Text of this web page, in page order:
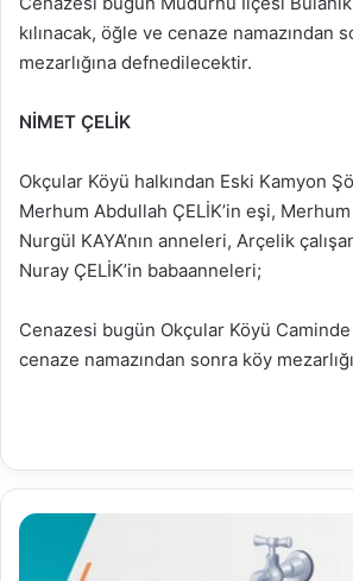
kılınacak, öğle ve cenaze namazından
mezarlığına defnedilecektir.
NİMET ÇELİK
Okçular Köyü halkından Eski Kamyon
Merhum Abdullah ÇELİK’in eşi,
Nurgül KAYA’nın anneleri, Arçelik
Nuray ÇELİK’in babaanneleri;
Cenazesi bugün Okçular Köyü Caminde
cenaze namazından sonra köy
20.01.2020